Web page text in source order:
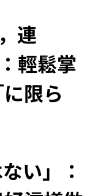
連
輕鬆掌
限ら
い」：